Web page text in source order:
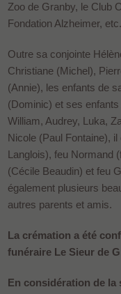
Zoo de Granby, le Club
Fondation Alzheimer, etc.
Outre sa conjointe
Christiane (Michel),
(Annie), les enfants de
(Dominic) et ses
William, Audrey, Luka,
Nicole (Paul Fontaine),
Langlois), feu Normand
(Cécile Beaudin) et feu
également plusieurs
autres parents et amis.
La crémation a été
funéraire Le Sieur de
En considération de la